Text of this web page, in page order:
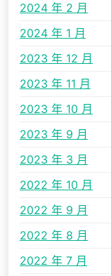
2024 年 2 月
2024 年 1 月
2023 年 12 月
2023 年 11 月
2023 年 10 月
2023 年 9 月
2023 年 3 月
2022 年 10 月
2022 年 9 月
2022 年 8 月
2022 年 7 月